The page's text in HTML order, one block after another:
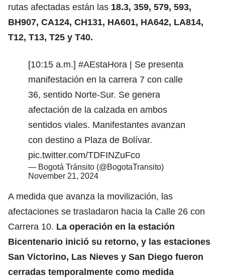
rutas afectadas están las 18.3, 359, 579, 593,
BH907, CA124, CH131, HA601, HA642, LA814,
T12, T13, T25 y T40.
[10:15 a.m.] #AEstaHora | Se presenta
manifestación en la carrera 7 con calle
36, sentido Norte-Sur. Se genera
afectación de la calzada en ambos
sentidos viales. Manifestantes avanzan
con destino a Plaza de Bolívar.
pic.twitter.com/TDFINZuFco
— Bogotá Tránsito (@BogotaTransito)
November 21, 2024
A medida que avanza la movilización, las
afectaciones se trasladaron hacia la Calle 26 con
Carrera 10. La operación en la estación
Bicentenario inició su retorno, y las estaciones
San Victorino, Las Nieves y San Diego fueron
cerradas temporalmente como medida